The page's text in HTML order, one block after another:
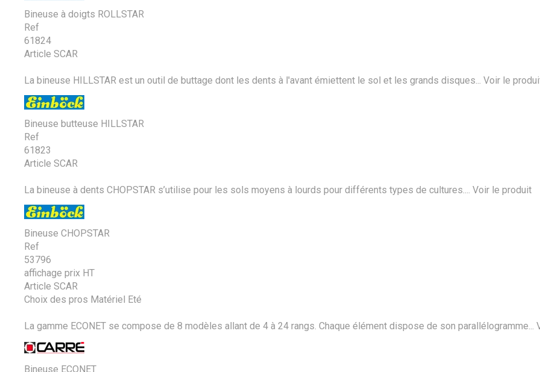
Bineuse à doigts ROLLSTAR
Ref
61824
Article SCAR
La bineuse HILLSTAR est un outil de buttage dont les dents à l'avant émiettent le sol et les grands disques... Voir le
Bineuse butteuse HILLSTAR
Ref
61823
Article SCAR
La bineuse à dents CHOPSTAR s’utilise pour les sols moyens à lourds pour différents types de cultures.... Voir le produit
Bineuse CHOPSTAR
Ref
53796
affichage prix HT
Article SCAR
Choix des pros Matériel Eté
La gamme ECONET se compose de 8 modèles allant de 4 à 24 rangs. Chaque élément dispose de son parallélogramme...
Bineuse ECONET